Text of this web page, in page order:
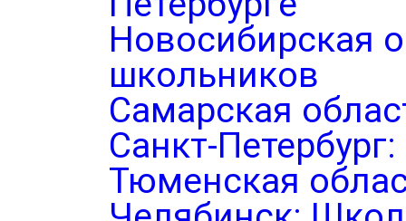
Новосибирская
школьников
Самарская
Санкт-
Тюменская